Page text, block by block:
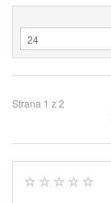
Strana 1 z 2